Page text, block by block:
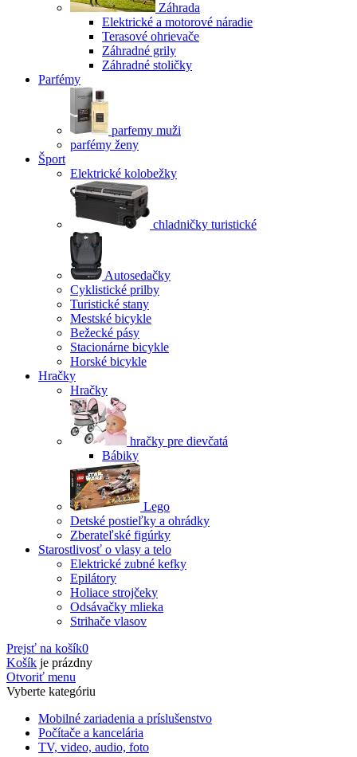
Záhrada
Elektrické a motorové náradie
Terasové ohrievače
Záhradné grily
Záhradné stoličky
Parfémy
parfemy muži
parfémy ženy
Šport
Elektrické kolobežky
chladničky turistické
Autosedačky
Cyklistické prilby
Turistické stany
Mestské bicykle
Bežecké pásy
Stacionárne bicykle
Horské bicykle
Hračky
Hračky
hračky pre dievčatá
Bábiky
Lego
Detské postieľky a ohrádky
Zberateľské figúrky
Starostlivosť o vlasy a telo
Elektrické zubné kefky
Epilátory
Holiace strojčeky
Odsávačky mlieka
Strihače vlasov
Prejsť na košík0
Košík je prázdny
Otvoriť menu
Vyberte kategóriu
Mobilné zariadenia a príslušenstvo
Počítače a kancelária
TV, video, audio, foto